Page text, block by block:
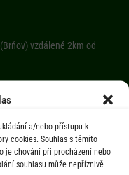
a/nebo přístupu k
cookies. Souhlas s těmito
je chování při procházení nebo
souhlasu může nepříznivě
vzdálené 2km od